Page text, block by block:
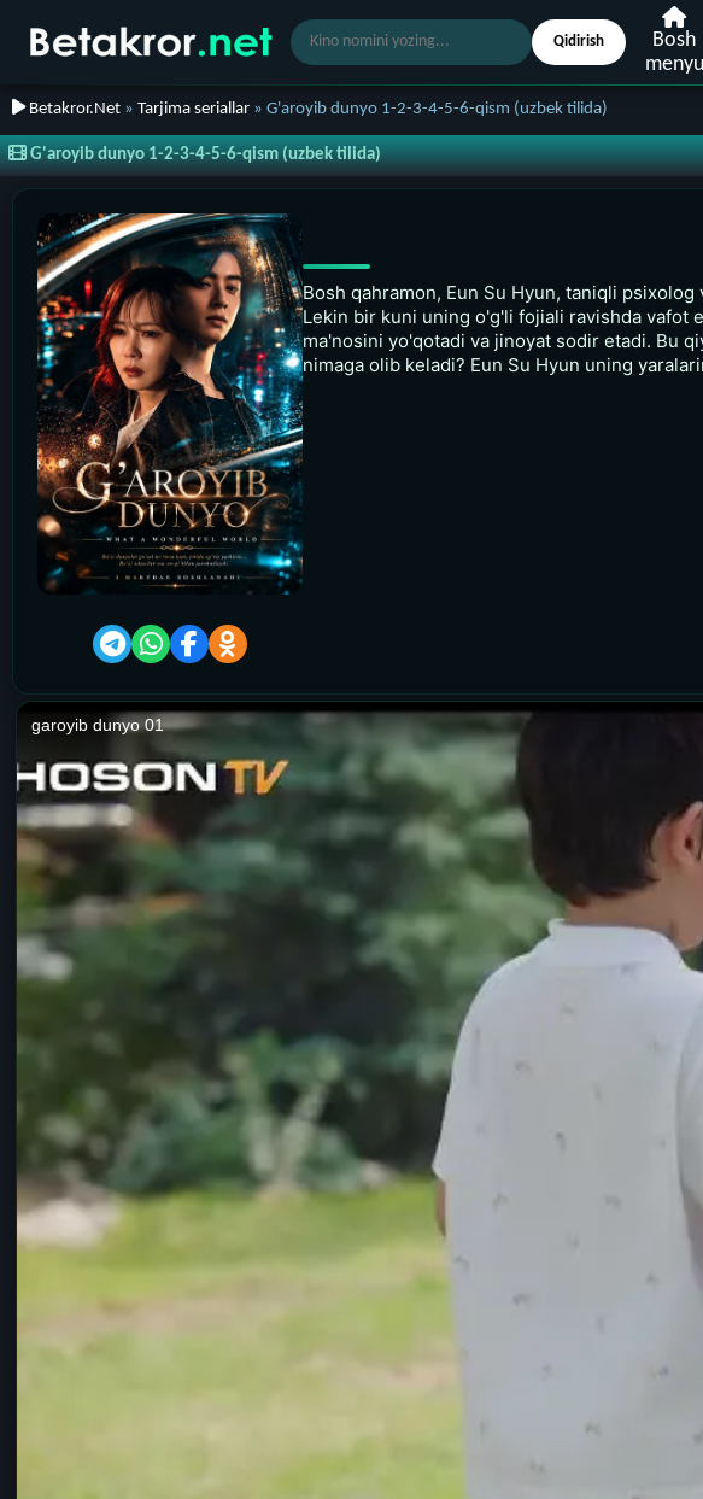
Qidirish
Bosh
menyu
Betakror.Net » Tarjima seriallar » G'aroyib dunyo 1-2-3-4-5-6-qism (uzbek tilida)
G'aroyib dunyo 1-2-3-4-5-6-qism (uzbek tilida)
Bosh qahramon, Eun Su Hyun, taniqli
Lekin bir kuni uning o'g'li fojiali ravishda vafot
ma'nosini yo'qotadi va jinoyat sodir etadi. Bu
nimaga olib keladi? Eun Su Hyun uning